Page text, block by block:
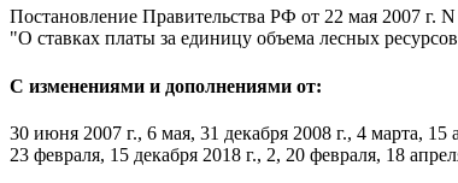
Постановление Правительства РФ от 22 мая 2007 г.
"О ставках платы за единицу объема лесных
С изменениями и дополнениями от:
30 июня 2007 г., 6 мая, 31 декабря 2008 г., 4 марта, 15
23 февраля, 15 декабря 2018 г., 2, 20 февраля, 18